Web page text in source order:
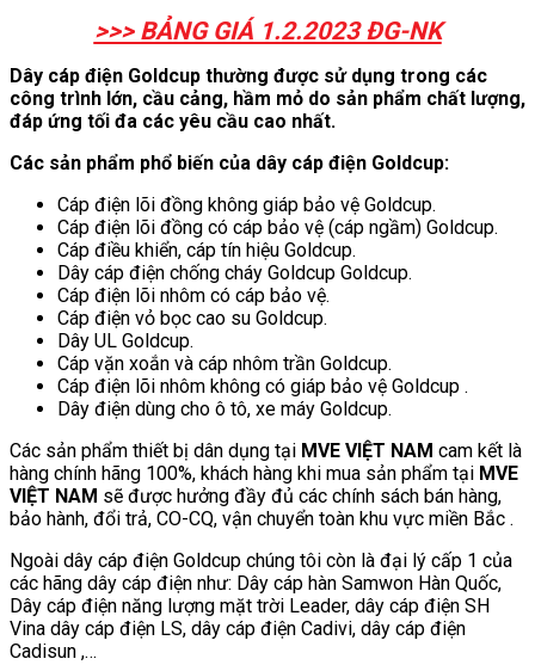
>>> BẢNG GIÁ 1.2.2023 ĐG-NK
Dây cáp điện Goldcup thường được sử dụng trong các
công trình lớn, cầu cảng, hầm mỏ do sản phẩm chất lượng,
đáp ứng tối đa các yêu cầu cao nhất.
Các sản phẩm phổ biến của dây cáp điện Goldcup:
Cáp điện lõi đồng không giáp bảo vệ Goldcup.
Cáp điện lõi đồng có cáp bảo vệ (cáp ngầm) Goldcup.
Cáp điều khiển, cáp tín hiệu Goldcup.
Dây cáp điện chống cháy Goldcup Goldcup.
Cáp điện lõi nhôm có cáp bảo vệ.
Cáp điện vỏ bọc cao su Goldcup.
Dây UL Goldcup.
Cáp vặn xoắn và cáp nhôm trần Goldcup.
Cáp điện lõi nhôm không có giáp bảo vệ Goldcup .
Dây điện dùng cho ô tô, xe máy Goldcup.
Các sản phẩm thiết bị dân dụng tại MVE VIỆT NAM cam kết là
hàng chính hãng 100%, khách hàng khi mua sản phẩm tại MVE
VIỆT NAM sẽ được hưởng đầy đủ các chính sách bán hàng,
bảo hành, đổi trả, CO-CQ, vận chuyển toàn khu vực miền Bắc .
Ngoài dây cáp điện Goldcup chúng tôi còn là đại lý cấp 1 của
các hãng dây cáp điện như: Dây cáp hàn Samwon Hàn Quốc,
Dây cáp điện năng lượng mặt trời Leader, dây cáp điện SH
Vina dây cáp điện LS, dây cáp điện Cadivi, dây cáp điện
Cadisun ,…